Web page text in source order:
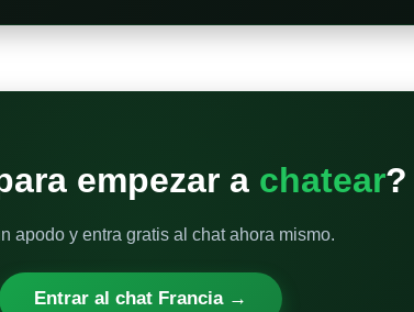
empezar a chatear?
apodo y entra gratis al chat ahora mismo.
Entrar al chat Francia →